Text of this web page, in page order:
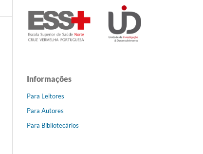
Informações
Para Leitores
Para Autores
Para Bibliotecários